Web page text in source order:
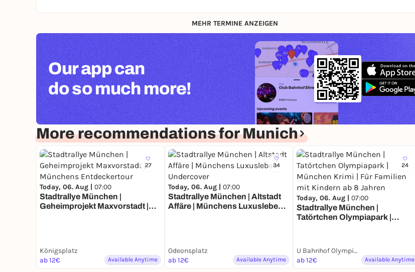
MEHR TERMINE ANZEIGEN
Our app can
do so much more!
More recommendations for Munich
27
Today, 06. Aug | 07:00
Stadtrallye München |
Geheimprojekt Maxvorstadt |
Königsplatz
ab 12€
Available Anytime
34
Today, 06. Aug | 07:00
Stadtrallye München | Altstadt
Affäre | Münchens Luxusleben
Odeonsplatz
ab 12€
Available Anytime
24
Today, 06. Aug | 07:00
Stadtrallye München |
Tatörtchen Olympiapark |
U Bahnhof Olympiazentrum, München
ab 12€
Available Anytime